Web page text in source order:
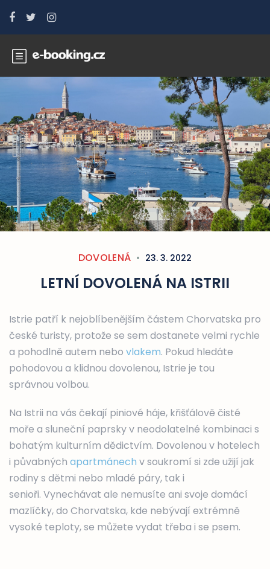
DOVOLENÁ 23. 3. 2022
LETNÍ DOVOLENÁ NA ISTRII
Istrie patří k nejoblíbenějším částem Chorvatska pro
české turisty, protože se sem dostanete velmi rychle
a pohodlně autem nebo vlakem. Pokud hledáte
pohodovou a klidnou dovolenou, Istrie je tou
správnou volbou.
Na Istrii na vás čekají piniové háje, křišťálově čisté
moře a sluneční paprsky v neodolatelné kombinaci s
bohatým kulturním dědictvím. Dovolenou v hotelech
i půvabných apartmánech v soukromí si zde užijí jak
rodiny s dětmi nebo mladé páry, tak i
senioři. Vynechávat ale nemusíte ani svoje domácí
mazlíčky, do Chorvatska, kde nebývají extrémně
vysoké teploty, se můžete vydat třeba i se psem.